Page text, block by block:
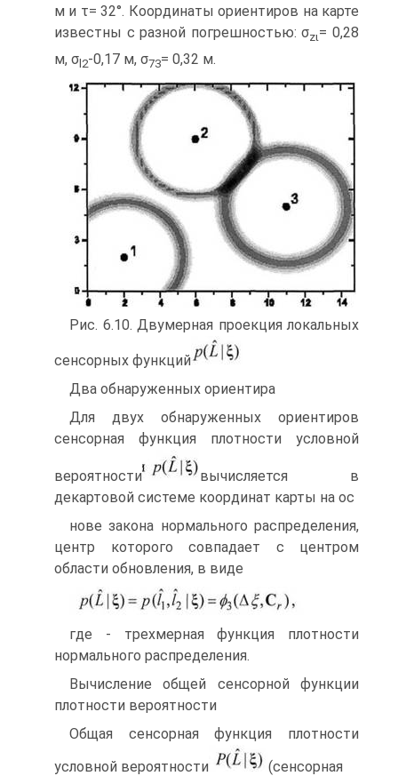
м и τ= 32°. Координаты ориен­тиров на карте
известны с разной погрешностью: σzι= 0,28
м, σ 2-0,17 м, σ73= 0,32 м.
Рис. 6.10. Двумерная проекция локальных
сенсорных функций
Два обнаруженных ориентира
Для двух обнаруженных ориентиров
сенсорная функция плотности условной
вероятности
вычисляется в
декартовой системе координат карты на ос­
нове закона нормального распределения,
центр которого совпадает с центром
области обновления, в виде
где - трехмерная функция плотности
нормального распределения.
Вычисление общей сенсорной функции
плотности вероятности
Общая сенсорная функция плотности
условной вероятности
(сенсорная